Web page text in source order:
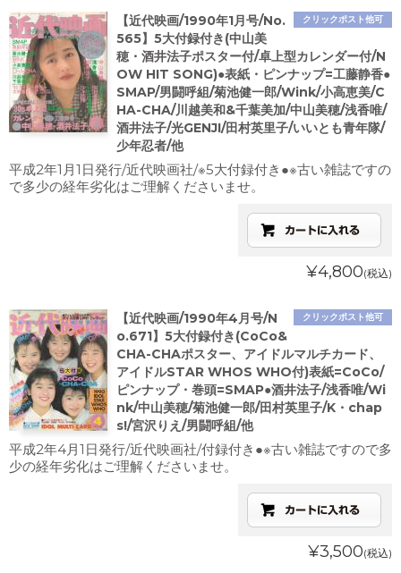
クリックポスト他可
【近代映画/1990年1月号/No.
565】5大付録付き(中山美
穂・酒井法子ポスター付/卓上型カレンダー付/N
OW HIT SONG)●表紙・ピンナップ=工藤静香●
SMAP/男闘呼組/菊池健一郎/Wink/小高恵美/C
HA-CHA/川越美和&千葉美加/中山美穂/浅香唯/
酒井法子/光GENJI/田村英里子/いいとも青年隊/
少年忍者/他
平成2年1月1日発行/近代映画社/※5大付録付き●※古い雑誌ですの
で多少の経年劣化はご理解くださいませ。
¥4,800(税込)
クリックポスト他可
【近代映画/1990年4月号/N
o.671】5大付録付き(CoCo&
CHA-CHAポスター、アイドルマルチカード、
アイドルSTAR WHOS WHO付)表紙=CoCo/
ピンナップ・巻頭=SMAP●酒井法子/浅香唯/Wi
nk/中山美穂/菊池健一郎/田村英里子/K・chap
s!/宮沢りえ/男闘呼組/他
平成2年4月1日発行/近代映画社/付録付き●※古い雑誌ですので多
少の経年劣化はご理解くださいませ。
¥3,500(税込)